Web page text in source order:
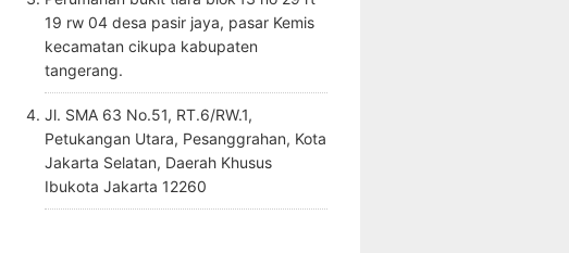
19 rw 04 desa pasir jaya, pasar Kemis
kecamatan cikupa kabupaten
tangerang.
Jl. SMA 63 No.51, RT.6/RW.1,
Petukangan Utara, Pesanggrahan, Kota
Jakarta Selatan, Daerah Khusus
Ibukota Jakarta 12260